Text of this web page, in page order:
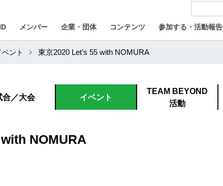
メンバー 企業・団体 コンテンツ 参加する・活動報告
ベント 東京2020 Let’s 55 with NOMURA
合／大会 イベント
TEAM BEYOND
活動
NOMURA